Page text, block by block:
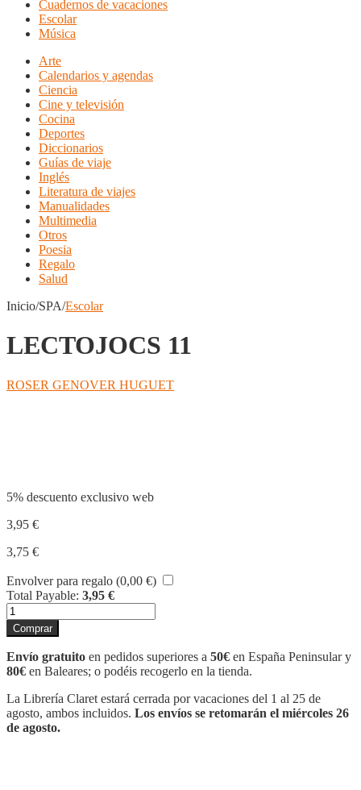
Cuadernos de vacaciones
Escolar
Música
Arte
Calendarios y agendas
Ciencia
Cine y televisión
Cocina
Deportes
Diccionarios
Guías de viaje
Inglés
Literatura de viajes
Manualidades
Multimedia
Otros
Poesia
Regalo
Salud
Inicio/SPA/Escolar
LECTOJOCS 11
ROSER GENOVER HUGUET
5% descuento exclusivo web
3,95 €
3,75 €
Envolver para regalo (0,00 €)
Total Payable: 3,95 €
LECTOJOCS
11
cantidad
Comprar
Envío gratuito en pedidos superiores a 50€ en España Peninsular y
80€ en Baleares; o podéis recogerlo en la tienda.
La Librería Claret estará cerrada por vacaciones del 1 al 25 de
agosto, ambos incluidos. Los envíos se retomarán el miércoles 26
de agosto.